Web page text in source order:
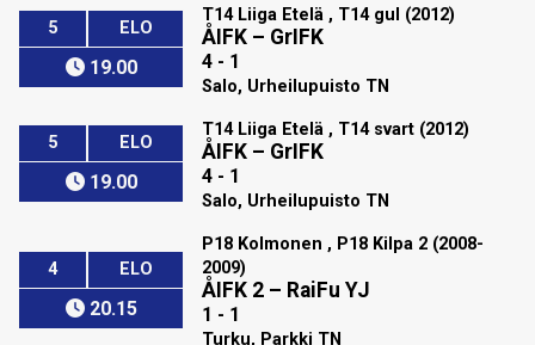
5 ELO
19.00
T14 Liiga Etelä , T14 gul (2012)
ÅIFK – GrIFK
4 - 1
Salo, Urheilupuisto TN
5 ELO
19.00
T14 Liiga Etelä , T14 svart (2012)
ÅIFK – GrIFK
4 - 1
Salo, Urheilupuisto TN
4 ELO
20.15
P18 Kolmonen , P18 Kilpa 2 (2008-
2009)
ÅIFK 2 – RaiFu YJ
1 - 1
Turku, Parkki TN